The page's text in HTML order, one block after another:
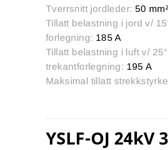
Tverrsnitt jordleder: 50 mm²
Tillatt belastning i jord v/
forlegning: 185 A
Tillatt belastning i luft v/
trekantforlegning: 195 A
Maksimal tillatt
YSLF-OJ 24kV